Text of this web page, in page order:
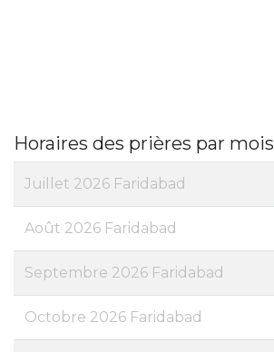
Horaires des prières par mois
Juillet 2026 Faridabad
Août 2026 Faridabad
Septembre 2026 Faridabad
Octobre 2026 Faridabad